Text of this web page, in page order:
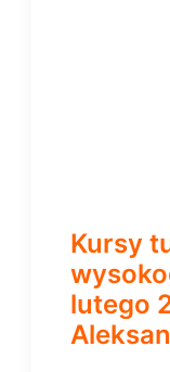
Kursy
lutego